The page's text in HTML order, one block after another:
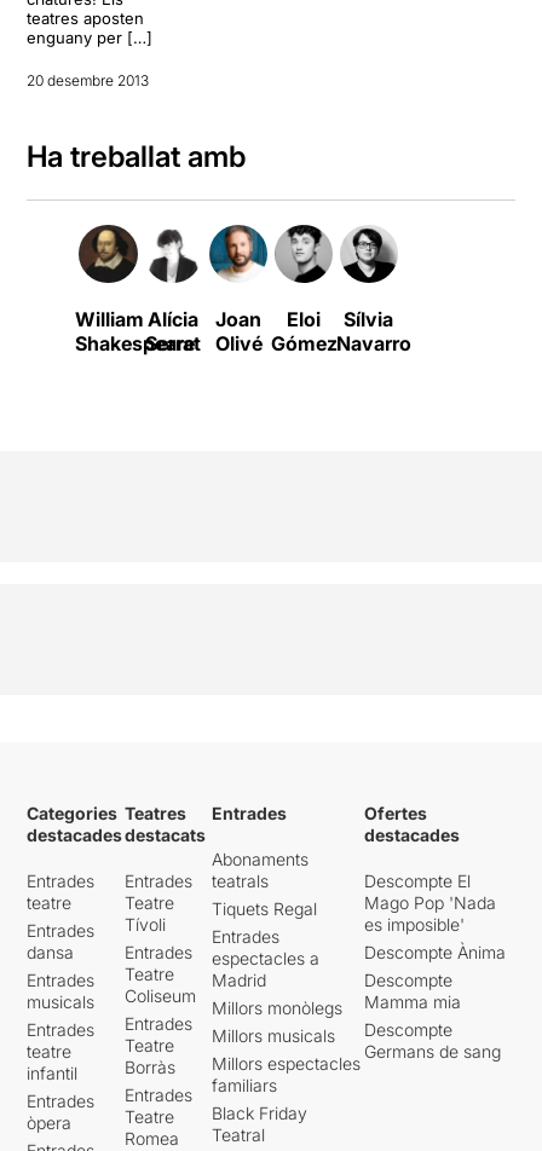
teatres aposten
enguany per […]
20 desembre 2013
Ha treballat amb
William
Shakespeare
Alícia
Serrat
Joan
Olivé
Eloi
Gómez
Sílvia
Navarro
Categories
destacades
Entrades
teatre
Entrades
dansa
Entrades
musicals
Entrades
teatre
infantil
Entrades
òpera
Teatres
destacats
Entrades
Teatre
Tívoli
Entrades
Teatre
Coliseum
Entrades
Teatre
Borràs
Entrades
Teatre
Romea
Entrades
Abonaments
teatrals
Tiquets Regal
Entrades
espectacles a
Madrid
Millors monòlegs
Millors musicals
Millors espectacles
familiars
Black Friday
Teatral
Ofertes
destacades
Descompte El
Mago Pop 'Nada
es imposible'
Descompte Ànima
Descompte
Mamma mia
Descompte
Germans de sang